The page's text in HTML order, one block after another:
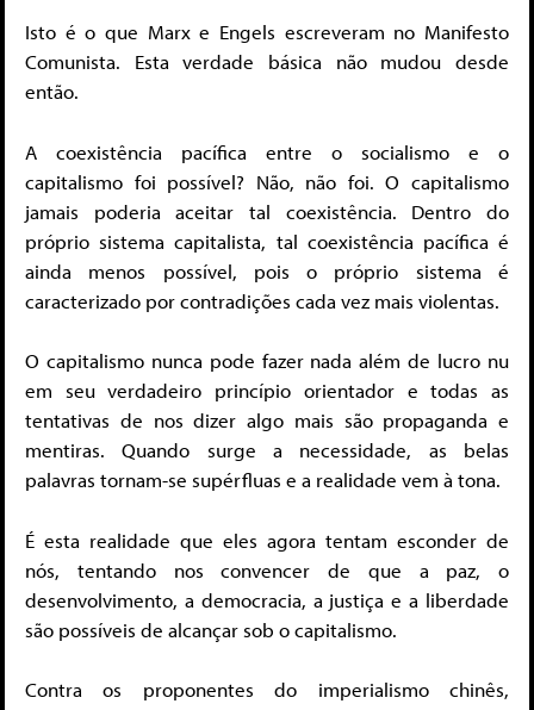
Isto é o que Marx e Engels escreveram no Manifesto
Comunista. Esta verdade básica não mudou desde
então.
A coexistência pacífica entre o socialismo e o
capitalismo foi possível? Não, não foi. O capitalismo
jamais poderia aceitar tal coexistência. Dentro do
próprio sistema capitalista, tal coexistência pacífica é
ainda menos possível, pois o próprio sistema é
caracterizado por contradições cada vez mais violentas.
O capitalismo nunca pode fazer nada além de lucro nu
em seu verdadeiro princípio orientador e todas as
tentativas de nos dizer algo mais são propaganda e
mentiras. Quando surge a necessidade, as belas
palavras tornam-se supérfluas e a realidade vem à tona.
É esta realidade que eles agora tentam esconder de
nós, tentando nos convencer de que a paz, o
desenvolvimento, a democracia, a justiça e a liberdade
são possíveis de alcançar sob o capitalismo.
Contra os proponentes do imperialismo chinês,